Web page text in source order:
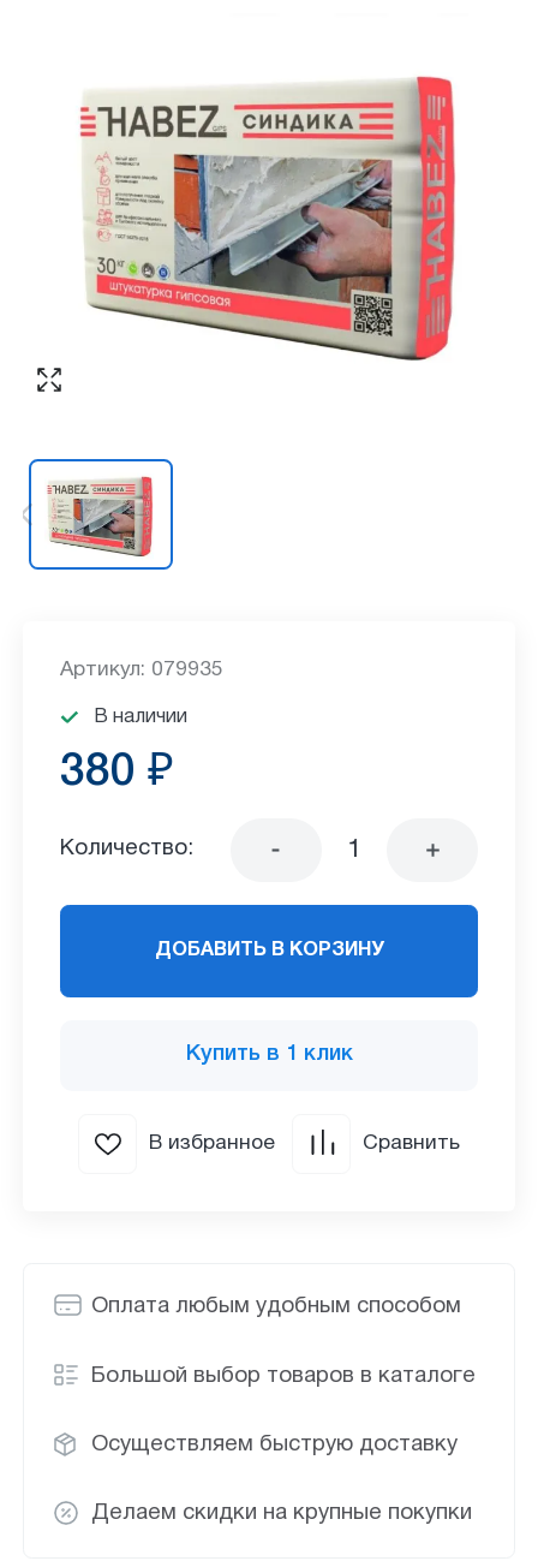
Оплата любым удобным способом
Большой выбор товаров в каталоге
Осуществляем быструю доставку
Делаем скидки на крупные покупки
Артикул: 079935
В наличии
380 ₽
Количество:
ДОБАВИТЬ В КОРЗИНУ
Купить в 1 клик
В избранное Сравнить
конфиденциальности
ПЕРЕЗВОНИТЕ МНЕ
Согласен с обработкой персональных
данных в соответствии с политикой
конфиденциальности